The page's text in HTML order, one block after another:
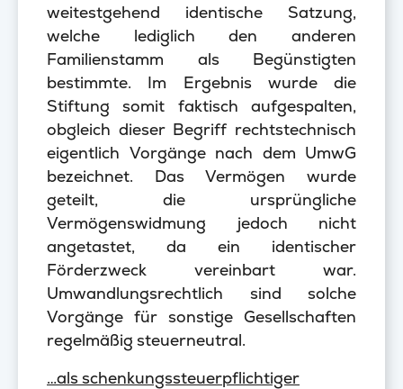
weitestgehend identische Satzung,
welche lediglich den anderen
Familienstamm als Begünstigten
bestimmte. Im Ergebnis wurde die
Stiftung somit faktisch aufgespalten,
obgleich dieser Begriff rechtstechnisch
eigentlich Vorgänge nach dem UmwG
bezeichnet. Das Vermögen wurde
geteilt, die ursprüngliche
Vermögenswidmung jedoch nicht
angetastet, da ein identischer
Förderzweck vereinbart war.
Umwandlungsrechtlich sind solche
Vorgänge für sonstige Gesellschaften
regelmäßig steuerneutral.
…als schenkungssteuerpflichtiger